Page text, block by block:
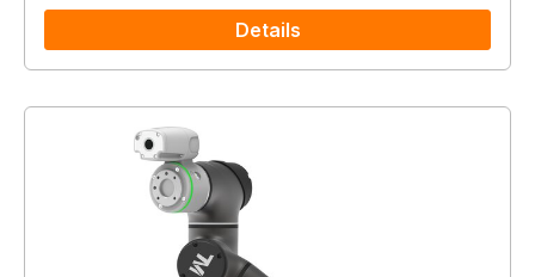
Details